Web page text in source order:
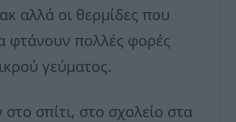
αλλά οι θερμίδες που
φτάνουν πολλές φορές
γεύματος.
στο σπίτι, στο σχολείο στα